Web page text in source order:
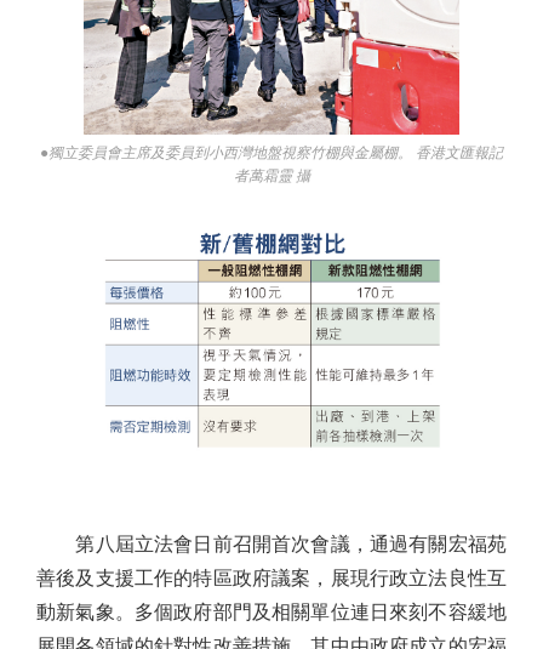
●獨立委員會主席及委員到小西灣地盤視察竹棚與金屬棚。 香港文匯報記
者萬霜靈 攝
第八屆立法會日前召開首次會議，通過有關宏福苑
善後及支援工作的特區政府議案，展現行政立法良性互
動新氣象。多個政府部門及相關單位連日來刻不容緩地